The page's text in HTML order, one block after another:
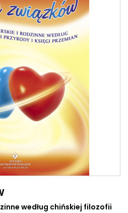
według chińskiej filozofii